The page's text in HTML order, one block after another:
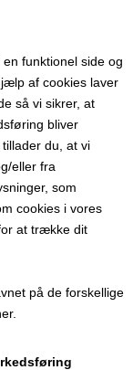
funktionel side og
af cookies laver
så vi sikrer, at
bliver
du, at vi
eller fra
som
cookies i vores
at trække dit
på de forskellige